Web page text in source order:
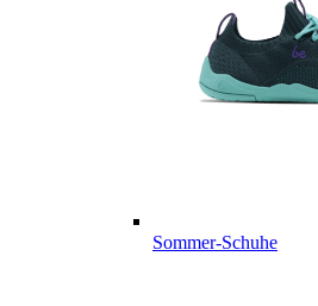
Sommer-Schuhe